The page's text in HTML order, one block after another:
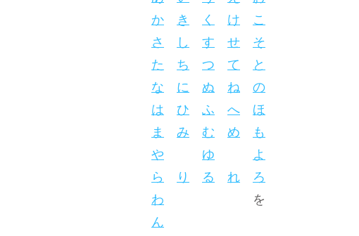
か き く け こ
さ し す せ そ
た ち つ て と
な に ぬ ね の
は ひ ふ へ ほ
ま み む め も
や
ゆ
よ
ら り る れ ろ
わ を
ん